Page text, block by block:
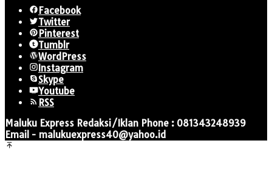
Facebook
Twitter
Pinterest
Tumblr
WordPress
Instagram
Skype
Youtube
RSS
Maluku Express Redaksi/Iklan Phone : 081343248939
Email - malukuexpress40@yahoo.id